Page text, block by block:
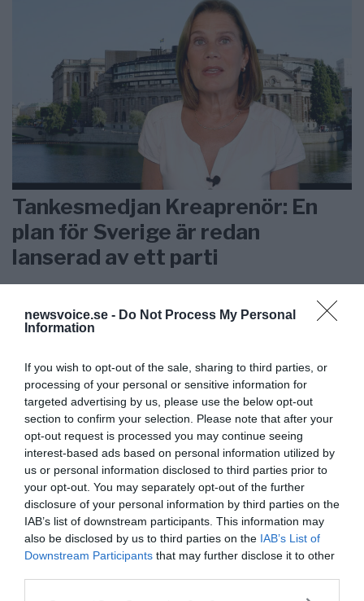
newsvoice.se - Do Not Process My Personal
Information
If you wish to opt-out of the sale, sharing to third parties, or
processing of your personal or sensitive information for
targeted advertising by us, please use the below opt-out
section to confirm your selection. Please note that after your
opt-out request is processed you may continue seeing
interest-based ads based on personal information utilized by
us or personal information disclosed to third parties prior to
your opt-out. You may separately opt-out of the further
disclosure of your personal information by third parties on the
IAB’s list of downstream participants. This information may
also be disclosed by us to third parties on the IAB’s List of
Downstream Participants that may further disclose it to other
Tankesmedjan Kreaprenör: En
plan för Sverige är redan
lanserad av ett parti
Prenumerera
Få NewsVoice nyhets-mail